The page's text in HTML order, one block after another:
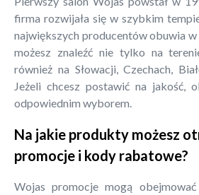
firma rozwijała się w szybkim
największych producentów obuwia w
możesz znaleźć nie tylko na
również na Słowacji, Czechach,
Jeżeli chcesz postawić na jakość,
odpowiednim wyborem.
Na jakie produkty możesz
promocje i kody rabatowe?
Wojas promocje mogą